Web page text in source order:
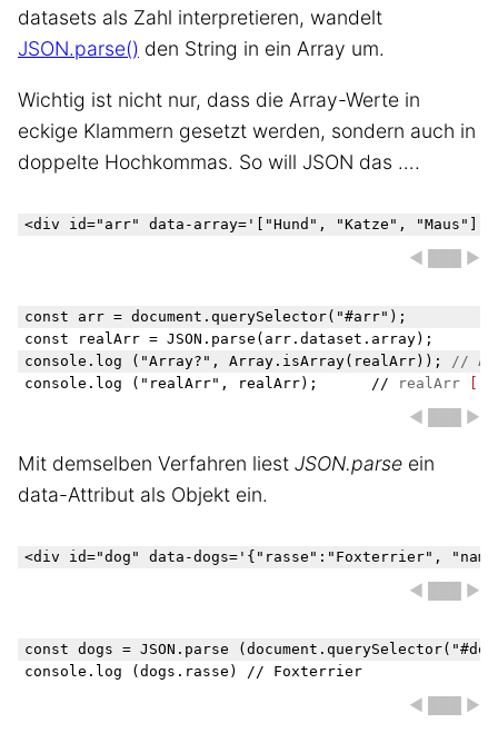
datasets als Zahl interpretieren, wandelt
JSON.parse() den String in ein Array um.
Wichtig ist nicht nur, dass die Array-Werte in
eckige Klammern gesetzt werden, sondern auch in
doppelte Hochkommas. So will JSON das ….
◀ ███ ▶
const arr = document.querySelector("#arr");
const realArr = JSON.parse(arr.dataset.array);
console.log ("Array?", Array.isArray(realArr));
//
console.log ("realArr", realArr);      //
realArr
◀ ███ ▶
Mit demselben Verfahren liest JSON.parse ein
data-Attribut als Objekt ein.
◀ ███ ▶
const dogs = JSON.parse
◀ ███ ▶